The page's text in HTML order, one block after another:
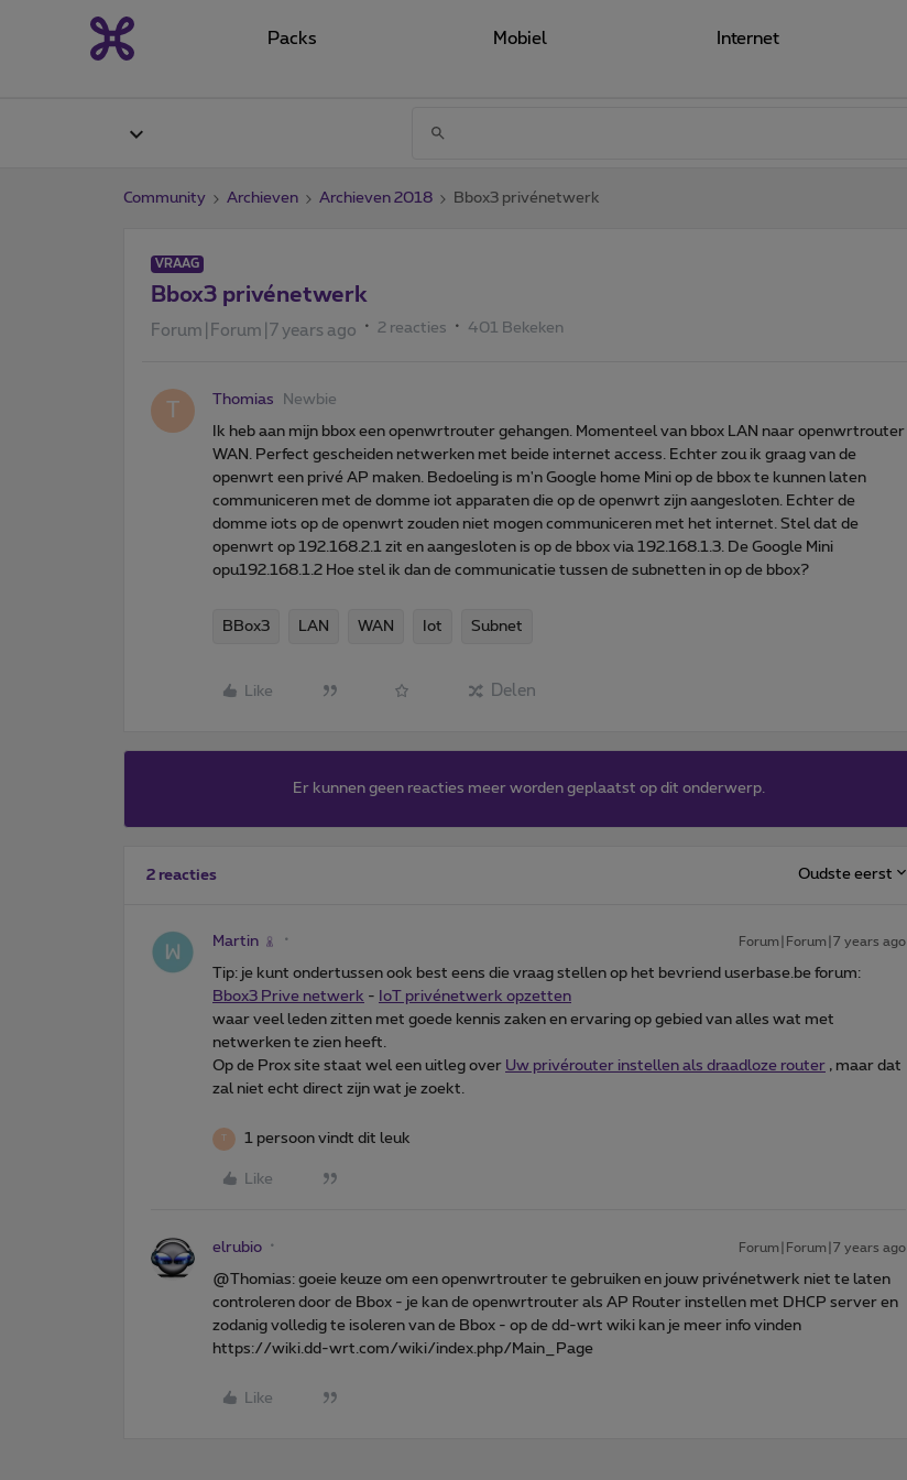
Packs Mobiel Internet
Community Archieven Archieven 2018 Bbox3 privénetwerk
VRAAG
Bbox3 privénetwerk
Forum|Forum|7 years ago 2 reacties 401 Bekeken
T Thomias Newbie
Ik heb aan mijn bbox een openwrtrouter gehangen. Momenteel van bbox LAN naar openwrtrouter
WAN. Perfect gescheiden netwerken met beide internet access. Echter zou ik graag van de
openwrt een privé AP maken. Bedoeling is m'n Google home Mini op de bbox te kunnen laten
communiceren met de domme iot apparaten die op de openwrt zijn aangesloten. Echter de
domme iots op de openwrt zouden niet mogen communiceren met het internet. Stel dat de
openwrt op 192.168.2.1 zit en aangesloten is op de bbox via 192.168.1.3. De Google Mini
opu192.168.1.2 Hoe stel ik dan de communicatie tussen de subnetten in op de bbox?
BBox3 LAN WAN Iot Subnet
Like Delen
Er kunnen geen reacties meer worden geplaatst op dit onderwerp.
2 reacties Oudste eerst
Martin Forum|Forum|7 years ago
Tip: je kunt ondertussen ook best eens die vraag stellen op het bevriend userbase.be forum:
Bbox3 Prive netwerk - IoT privénetwerk opzetten
waar veel leden zitten met goede kennis zaken en ervaring op gebied van alles wat met
netwerken te zien heeft.
Op de Prox site staat wel een uitleg over Uw privérouter instellen als draadloze router , maar dat
zal niet echt direct zijn wat je zoekt.
1 persoon vindt dit leuk
Like
elrubio Forum|Forum|7 years ago
@Thomias: goeie keuze om een openwrtrouter te gebruiken en jouw privénetwerk niet te laten
controleren door de Bbox - je kan de openwrtrouter als AP Router instellen met DHCP server en
zodanig volledig te isoleren van de Bbox - op de dd-wrt wiki kan je meer info vinden
https://wiki.dd-wrt.com/wiki/index.php/Main_Page
Like